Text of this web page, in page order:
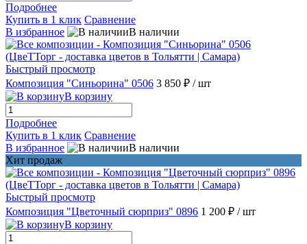
Подробнее
Купить в 1 клик Сравнение
В избранное
В наличии
Быстрый просмотр
Композиция "Синьорина" 0506 3 850 ₽ / шт
В корзину
Подробнее
Купить в 1 клик Сравнение
В избранное
В наличии
Хит продаж
Быстрый просмотр
Композиция "Цветочный сюрприз" 0896 1 200 ₽ / шт
В корзину